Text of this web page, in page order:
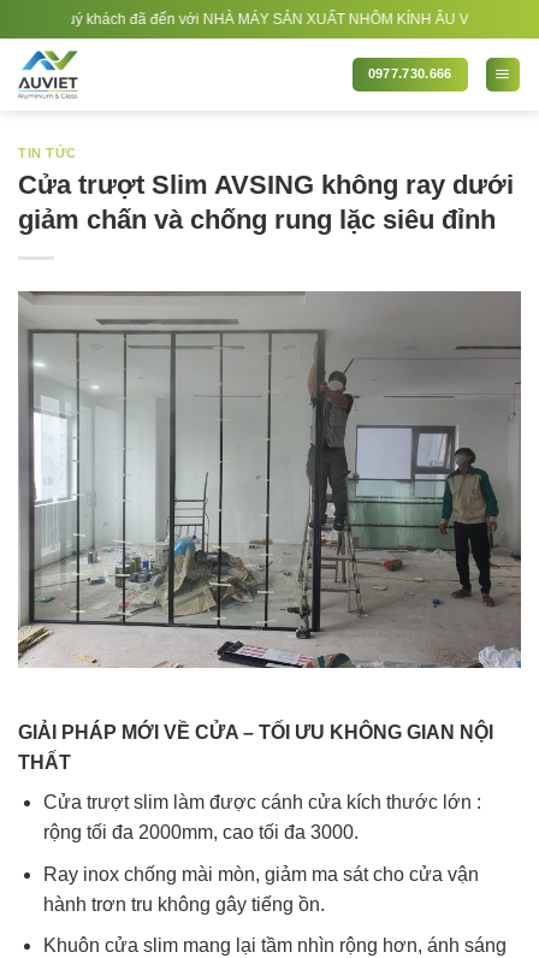
qua
nội
dung
quý khách đã đến với NHÀ MÁY SẢN XUẤT NHÔM KÍNH ÂU VIỆT. Nhà Sản
0977.730.666
TIN TỨC
Cửa trượt Slim AVSING không ray dưới
giảm chấn và chống rung lặc siêu đỉnh
GIẢI PHÁP MỚI VỀ CỬA – TỐI ƯU KHÔNG GIAN NỘI
THẤT
Cửa trượt slim làm được cánh cửa kích thước lớn :
rộng tối đa 2000mm, cao tối đa 3000.
Ray inox chống mài mòn, giảm ma sát cho cửa vận
hành trơn tru không gây tiếng ồn.
Khuôn cửa slim mang lại tầm nhìn rộng hơn, ánh sáng